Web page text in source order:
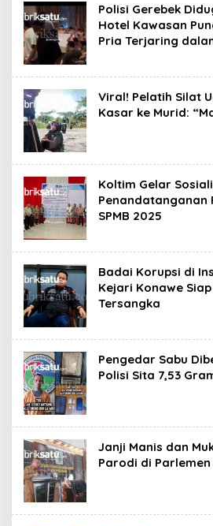
Polisi Gerebek
Hotel Kawasan
Pria Terjaring
Viral! Pelatih Silat
Kasar ke Murid:
Koltim Gelar
Penandatanganan
SPMB 2025
Badai Korupsi di
Kejari Konawe
Tersangka
Pengedar Sabu
Polisi Sita 7,53
Janji Manis dan
Parodi di Parlemen